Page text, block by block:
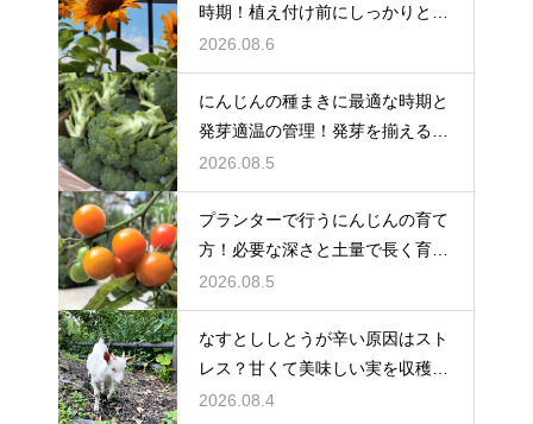
時期！植え付け前にしっかりと準
備をする
2026.08.6
にんじんの種まきに最適な時期と
発芽適温の管理！発芽を揃えるコ
ツ
2026.08.5
プランターで行うにんじんの育て
方！必要な深さと土量で長く育て
る
2026.08.5
なすとししとうが辛い原因はスト
レス？甘くて美味しい実を収穫す
る
2026.08.4